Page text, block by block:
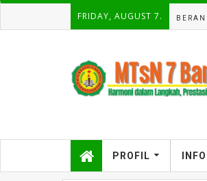
FRIDAY, AUGUST 7.
PROFIL